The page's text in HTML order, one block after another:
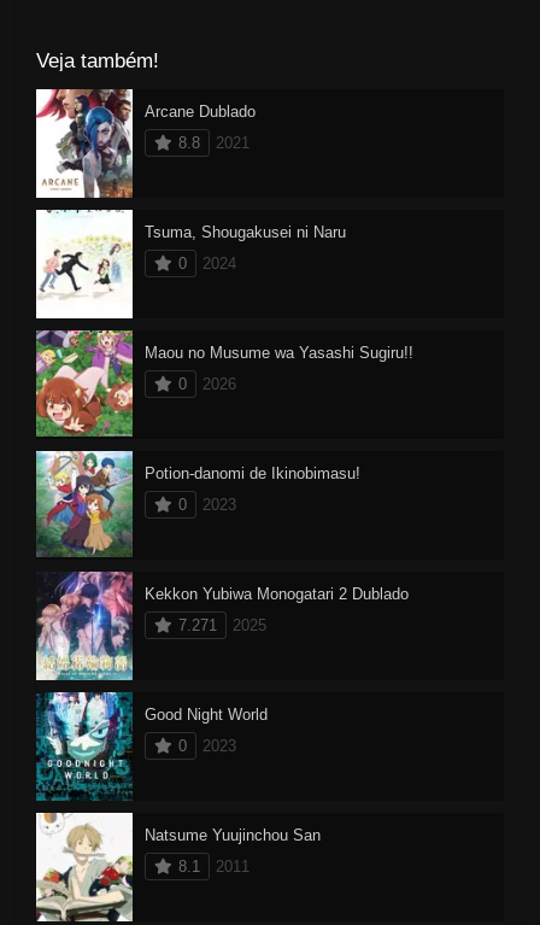
Veja também!
Arcane Dublado
8.8
2021
Tsuma, Shougakusei ni Naru
0
2024
Maou no Musume wa Yasashi Sugiru!!
0
2026
Potion-danomi de Ikinobimasu!
0
2023
Kekkon Yubiwa Monogatari 2 Dublado
7.271
2025
Good Night World
0
2023
Natsume Yuujinchou San
8.1
2011